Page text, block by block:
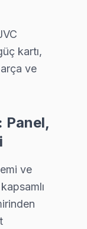
neden
ne tür panel'lerde
TV, Tizen,
— başka
içinde
2-3 gün
meta veri
modelinde hangi
modelinde HDR
kartı,
ve
Panel,
ve